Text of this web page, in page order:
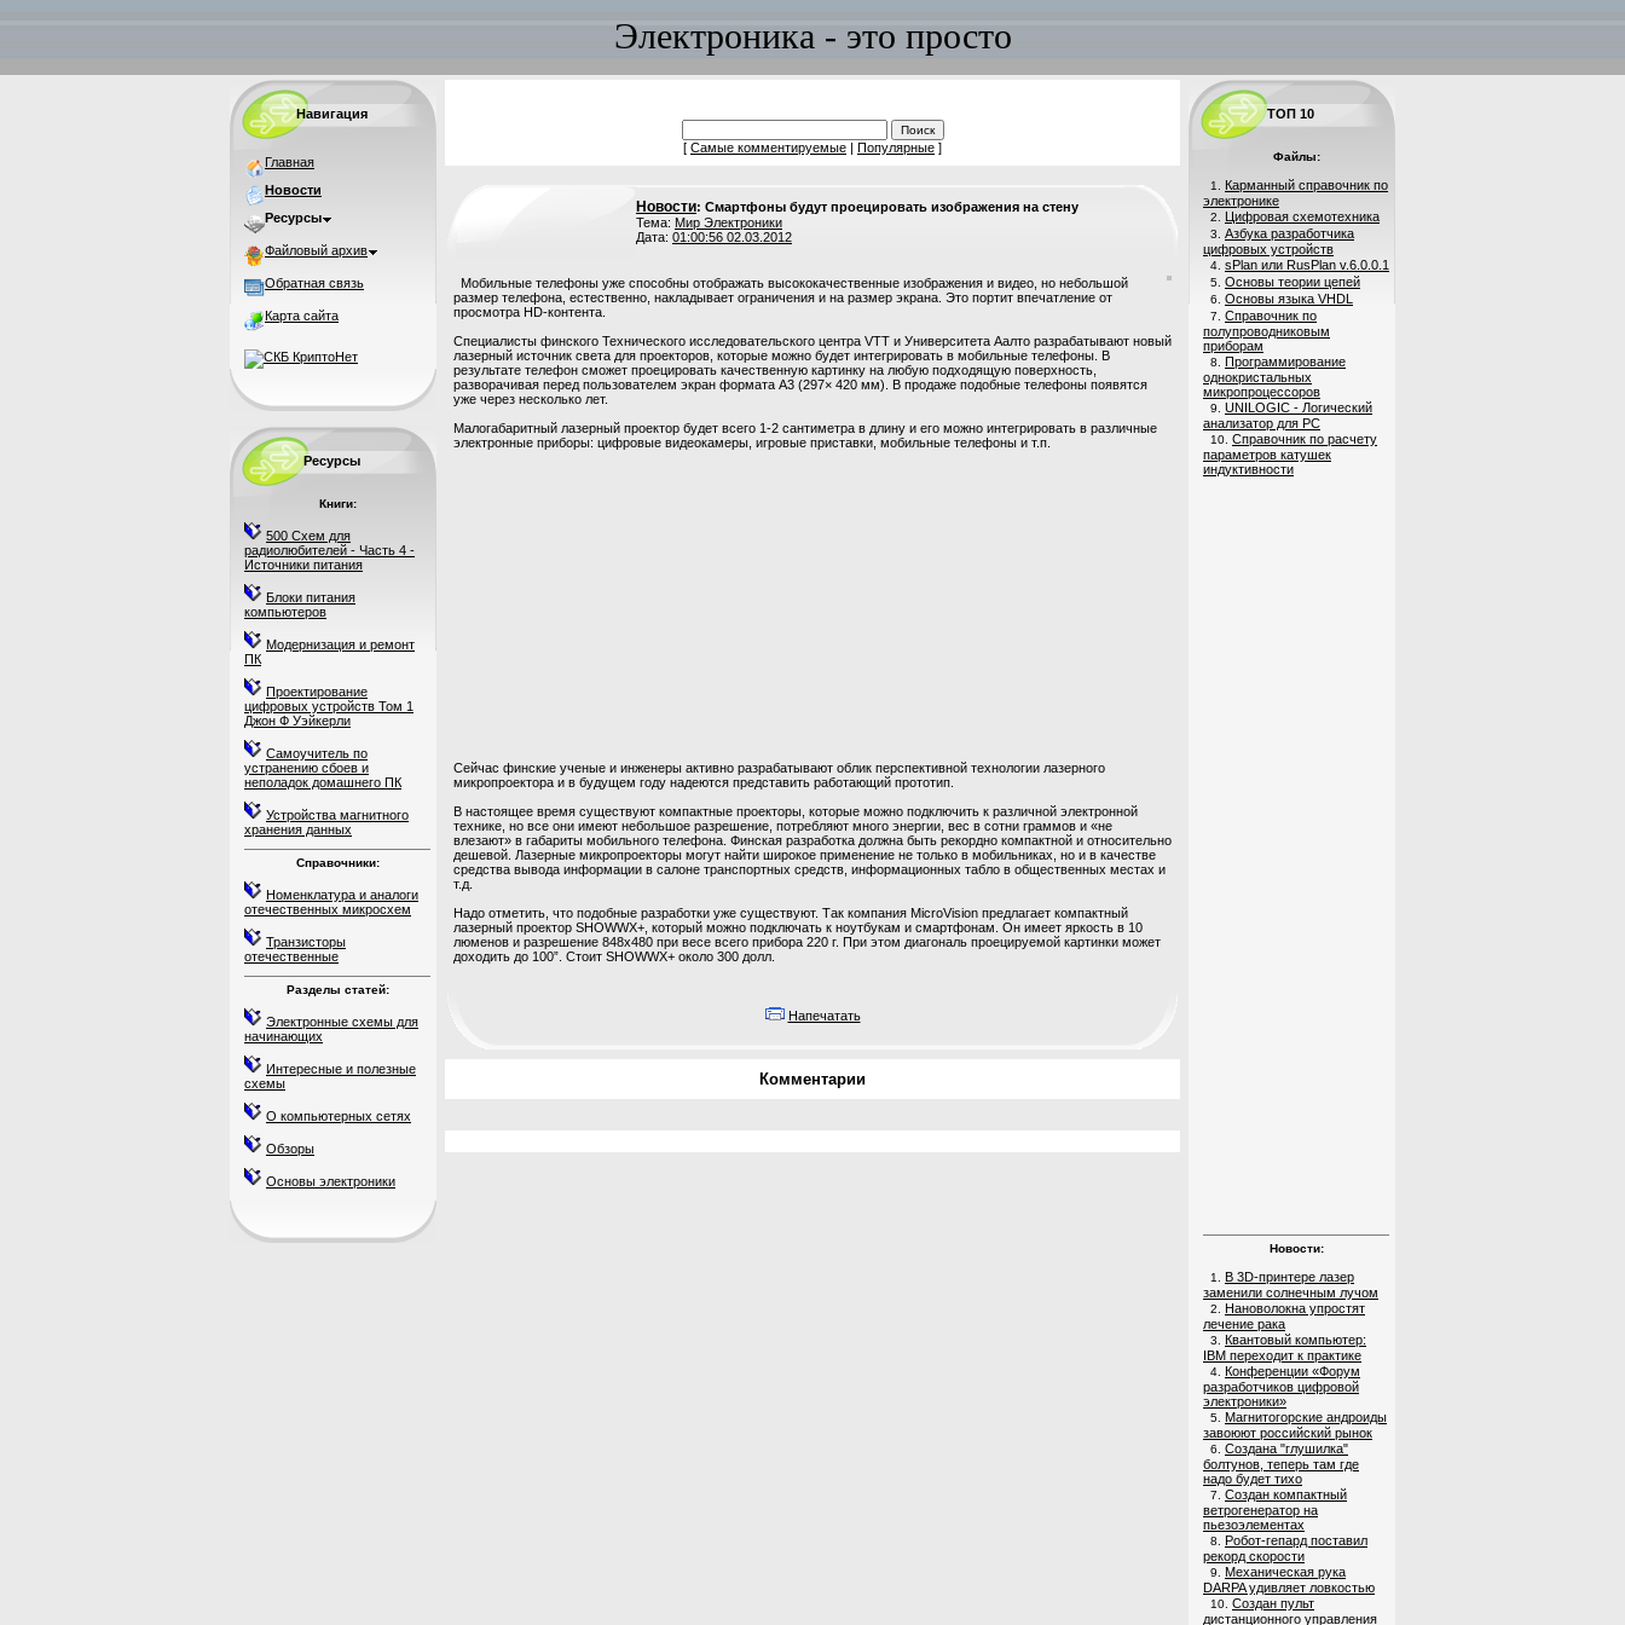
Электроника - это просто
Навигация
Главная
Новости
Ресурсы
Файловый архив
Обратная связь
Карта сайта
Ресурсы
Книги:
500 Схем для
радиолюбителей - Часть 4 -
Источники питания
Блоки питания
компьютеров
Модернизация и ремонт
ПК
Проектирование
цифровых устройств Том 1
Джон Ф Уэйкерли
Самоучитель по
устранению сбоев и
неполадок домашнего ПК
Устройства магнитного
хранения данных
Справочники:
Номенклатура и аналоги
отечественных микросхем
Транзисторы
отечественные
Разделы статей:
Электронные схемы для
начинающих
Интересные и полезные
схемы
О компьютерных сетях
Обзоры
Основы электроники
[ Самые комментируемые | Популярные ]
Новости: Смартфоны будут проецировать изображения на стену
Тема: Мир Электроники
Дата: 01:00:56 02.03.2012
Мобильные телефоны уже способны отображать высококачественные изображения и видео, но небольшой
размер телефона, естественно, накладывает ограничения и на размер экрана. Это портит впечатление от
просмотра HD-контента.
Специалисты финского Технического исследовательского центра VTT и Университета Аалто разрабатывают новый
лазерный источник света для проекторов, которые можно будет интегрировать в мобильные телефоны. В
результате телефон сможет проецировать качественную картинку на любую подходящую поверхность,
разворачивая перед пользователем экран формата А3 (297× 420 мм). В продаже подобные телефоны появятся
уже через несколько лет.
Малогабаритный лазерный проектор будет всего 1-2 сантиметра в длину и его можно интегрировать в различные
электронные приборы: цифровые видеокамеры, игровые приставки, мобильные телефоны и т.п.
Сейчас финские ученые и инженеры активно разрабатывают облик перспективной технологии лазерного
микропроектора и в будущем году надеются представить работающий прототип.
В настоящее время существуют компактные проекторы, которые можно подключить к различной электронной
технике, но все они имеют небольшое разрешение, потребляют много энергии, вес в сотни граммов и «не
влезают» в габариты мобильного телефона. Финская разработка должна быть рекордно компактной и относительно
дешевой. Лазерные микропроекторы могут найти широкое применение не только в мобильниках, но и в качестве
средства вывода информации в салоне транспортных средств, информационных табло в общественных местах и
т.д.
Надо отметить, что подобные разработки уже существуют. Так компания MicroVision предлагает компактный
лазерный проектор SHOWWX+, который можно подключать к ноутбукам и смартфонам. Он имеет яркость в 10
люменов и разрешение 848х480 при весе всего прибора 220 г. При этом диагональ проецируемой картинки может
доходить до 100”. Стоит SHOWWX+ около 300 долл.
Напечатать
Комментарии
ТОП 10
Файлы:
1. Карманный справочник по
электронике
2. Цифровая схемотехника
3. Азбука разработчика
цифровых устройств
4. sPlan или RusPlan v.6.0.0.1
5. Основы теории цепей
6. Основы языка VHDL
7. Справочник по
полупроводниковым
приборам
8. Программирование
однокристальных
микропроцессоров
9. UNILOGIC - Логический
анализатор для PC
10. Справочник по расчету
параметров катушек
индуктивности
Новости:
1. В 3D-принтере лазер
заменили солнечным лучом
2. Нановолокна упростят
лечение рака
3. Квантовый компьютер:
IBM переходит к практике
4. Конференции «Форум
разработчиков цифровой
электроники»
5. Магнитогорские андроиды
завоюют российский рынок
6. Создана "глушилка"
болтунов, теперь там где
надо будет тихо
7. Создан компактный
ветрогенератор на
пьезоэлементах
8. Робот-гепард поставил
рекорд скорости
9. Механическая рука
DARPA удивляет ловкостью
10. Создан пульт
дистанционного управления